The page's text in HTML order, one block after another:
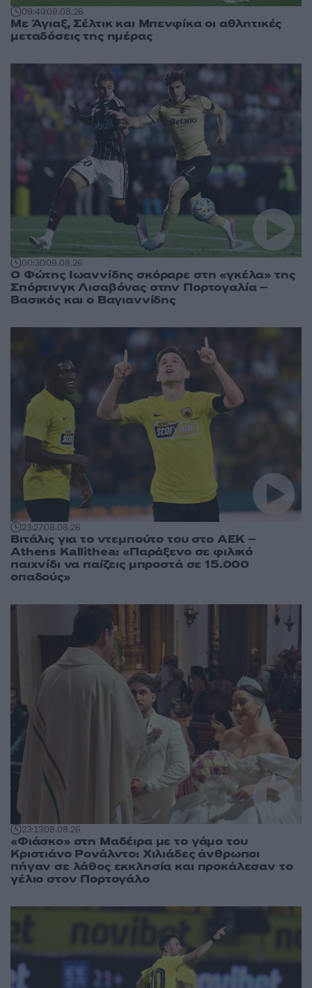
09:4909.08.26
Με Άγιαξ, Σέλτικ και Μπενφίκα οι αθλητικές
μεταδόσεις της ημέρας
00:3009.08.26
Ο Φώτης Ιωαννίδης σκόραρε στη «γκέλα» της
Σπόρτινγκ Λισαβόνας στην Πορτογαλία –
Βασικός και ο Βαγιαννίδης
23:2708.08.26
Βιτάλις για το ντεμπούτο του στο ΑΕΚ –
Athens Kallithea: «Παράξενο σε φιλικό
παιχνίδι να παίζεις μπροστά σε 15.000
οπαδούς»
23:1308.08.26
«Φιάσκο» στη Μαδέιρα με το γάμο του
Κριστιάνο Ρονάλντο: Χιλιάδες άνθρωποι
πήγαν σε λάθος εκκλησία και προκάλεσαν το
γέλιο στον Πορτογάλο